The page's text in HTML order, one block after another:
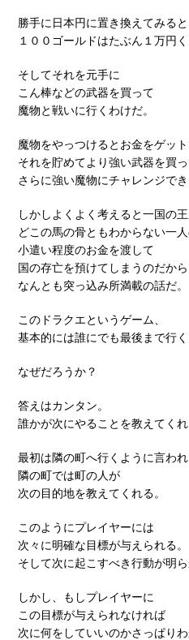
勝手に日本円に置き換えてみると
１００ゴールドはたぶん１万円く
そしてそれを元手に
こん棒などの武器を買って
魔物と戦いに行くわけだ。
魔物をやっつけるとお金をゲッ
それを貯めてより強い武器を買
さらに強い魔物にチャレンジでき
しかしよくよく考えると一国の
どこの馬の骨ともわからない一
小遣い程度のお金を渡して
国の存亡を預けてしまうのだから
なんとも突っ込み所満載の話だ。
このドラクエというゲーム、
基本的には誰にでも最後まで行く
なぜだろうか？
答えはカンタン。
誰かが次にやることを教えてくれ
最初は隣の町へ行くように言われ
隣の町では町の人が
次の目的地を教えてくれる。
このようにプレイヤーには
次々に明確な目標が与えられる。
そして次に起こすべき行動が明ら
しかし、もしプレイヤーに
この目標が与えられなければ
次に何をしていいのかさっぱりわ